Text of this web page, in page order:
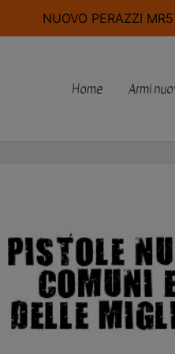
NUOVO PERAZZI
Home Armi